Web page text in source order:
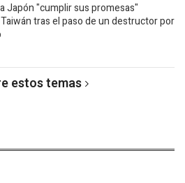
Japón "cumplir sus promesas"
tras el paso de un destructor por
estos temas